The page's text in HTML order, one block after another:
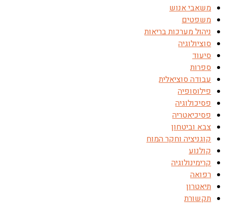
משאבי אנוש
משפטים
ניהול מערכות בריאות
סוציולוגיה
סיעוד
ספרות
עבודה סוציאלית
פילוסופיה
פסיכולוגיה
פסיכיאטריה
צבא וביטחון
קוגניציה וחקר המוח
קולנוע
קרימינולוגיה
רפואה
תיאטרון
תקשורת